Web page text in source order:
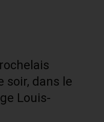
soir, dans le
Louis-